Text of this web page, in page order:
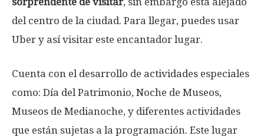
del centro de la ciudad. Para llegar, puedes usar
Uber y así visitar este encantador lugar.
Cuenta con el desarrollo de actividades especiales
como: Día del Patrimonio, Noche de Museos,
Museos de Medianoche, y diferentes actividades
que están sujetas a la programación. Este lugar